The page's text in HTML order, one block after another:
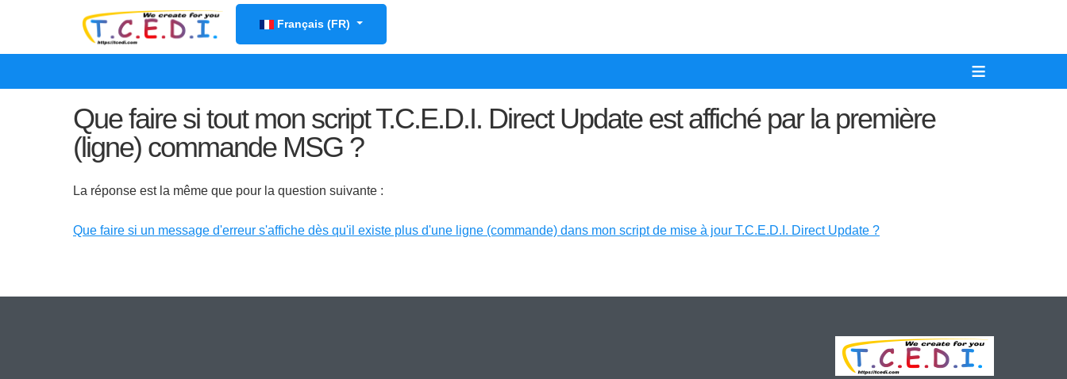
Sélectionnez votre langue
Français (FR)
≡
Que faire si tout mon script T.C.E.D.I. Direct Update est affiché par la première
(ligne) commande MSG ?
La réponse est la même que pour la question suivante :
Que faire si un message d'erreur s'affiche dès qu'il existe plus d'une ligne (commande) dans mon script de mise à jour T.C.E.D.I. Direct Update ?